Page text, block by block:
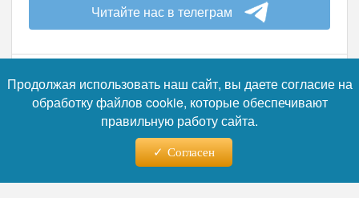
Читайте нас в телеграм
05.08.2026 - 14:13
От фильтра к скальпелю:
почему погоня за идеальной
Продолжая использовать наш сайт, вы даете согласие на
обработку файлов cookie, которые обеспечивают
правильную работу сайта.
Согласен